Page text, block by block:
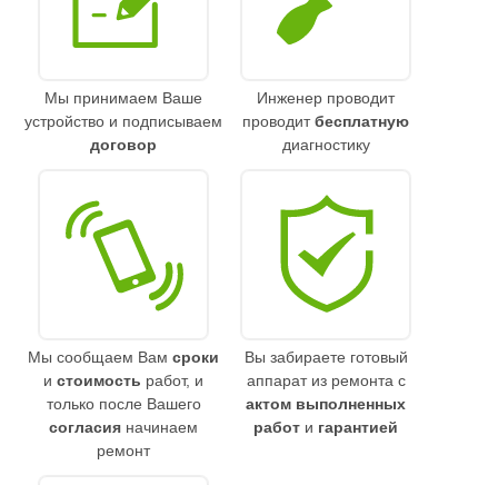
Мы принимаем Ваше
устройство и подписываем
договор
Инженер проводит
проводитбесплатную
диагностику
Мы сообщаем Вам сроки
и стоимость работ, и
только после Вашего
согласия начинаем
ремонт
Вы забираете готовый
аппарат из ремонта с
актом выполненных
работ и гарантией